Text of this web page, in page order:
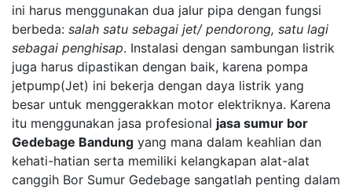
ini harus menggunakan dua jalur pipa dengan fungsi
berbeda: salah satu sebagai jet/ pendorong, satu lagi
sebagai penghisap. Instalasi dengan sambungan listrik
juga harus dipastikan dengan baik, karena pompa
jetpump(Jet) ini bekerja dengan daya listrik yang
besar untuk menggerakkan motor elektriknya. Karena
itu menggunakan jasa profesional jasa sumur bor
Gedebage Bandung yang mana dalam keahlian dan
kehati-hatian serta memiliki kelangkapan alat-alat
canggih Bor Sumur Gedebage sangatlah penting dalam